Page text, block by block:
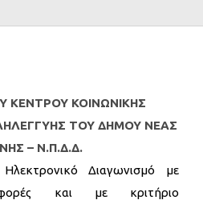
ΚΕΝΤΡΟΥ ΚΟΙΝΩΝΙΚΗΣ
ΤΟΥ ΔΗΜΟΥ ΝΕΑΣ
– Ν.Π.Δ.Δ.
Διαγωνισμό με
και με κριτήριο